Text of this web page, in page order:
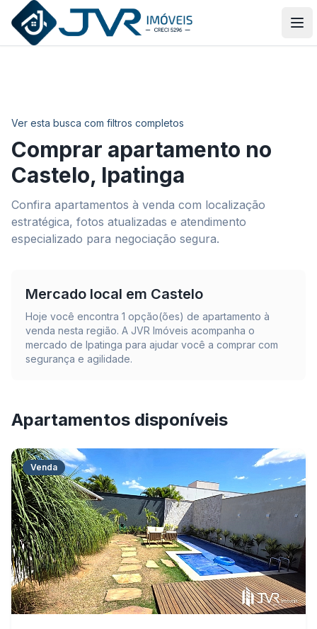
JVR Imóveis
Ver esta busca com filtros completos
Comprar apartamento no
Castelo, Ipatinga
Confira apartamentos à venda com localização
estratégica, fotos atualizadas e atendimento
especializado para negociação segura.
Mercado local em Castelo
Hoje você encontra 1 opção(ões) de apartamento à
venda nesta região. A JVR Imóveis acompanha o
mercado de Ipatinga para ajudar você a comprar com
segurança e agilidade.
Apartamentos disponíveis
Venda